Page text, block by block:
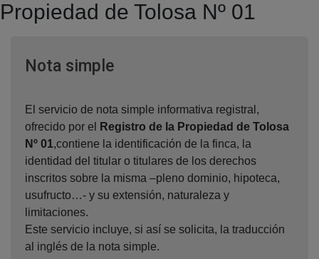
Propiedad de Tolosa Nº 01
Nota simpleVentana nueva
El servicio de nota simple informativa registral,
ofrecido por el
Registro de la Propiedad de Tolosa
Nº 01,contiene la identificación de la finca, la
identidad del titular o titulares de los derechos
inscritos sobre la misma –pleno dominio, hipoteca,
usufructo…- y su extensión, naturaleza y
limitaciones.
Este servicio incluye, si así se solicita, la traducción
al inglés de la nota simple.